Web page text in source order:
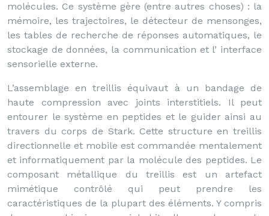
molécules. Ce système gère (entre autres choses) : la
mémoire, les trajectoires, le détecteur de mensonges,
les tables de recherche de réponses automatiques, le
stockage de données, la communication et l’ interface
sensorielle externe.
L’assemblage en treillis équivaut à un bandage de
haute compression avec joints interstitiels. Il peut
entourer le système en peptides et le guider ainsi au
travers du corps de Stark. Cette structure en treillis
directionnelle et mobile est commandée mentalement
et informatiquement par la molécule des peptides. Le
composant métallique du treillis est un artefact
mimétique contrôlé qui peut prendre les
caractéristiques de la plupart des éléments. Y compris